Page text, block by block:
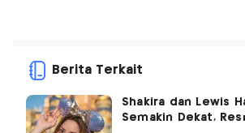
Berita Terkait
Shakira dan Lewis
Semakin Dekat,